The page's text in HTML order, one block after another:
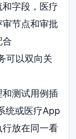
和字段，医疗
节点和审批
合
可以双向关
和测试用例插
统或医疗App
放在同一看